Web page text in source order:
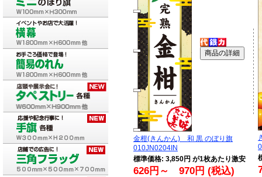
金柑(きんかん) 和 黒 のぼり旗
010JN0204IN
標準価格: 3,850円 が1枚あたり激安
626円～ 970円 (税込)